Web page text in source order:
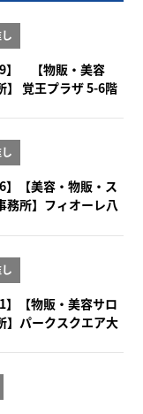
】 【物販・美容
】 覚王プラザ 5-6階
】【美容・物販・ス
務所】フィオーレ八
】【物販・美容サロ
】パークスクエア大